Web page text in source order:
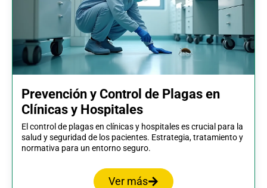
Prevención y Control de Plagas en
Clínicas y Hospitales
El control de plagas en clínicas y hospitales es crucial para la
salud y seguridad de los pacientes. Estrategia, tratamiento y
normativa para un entorno seguro.
Ver más